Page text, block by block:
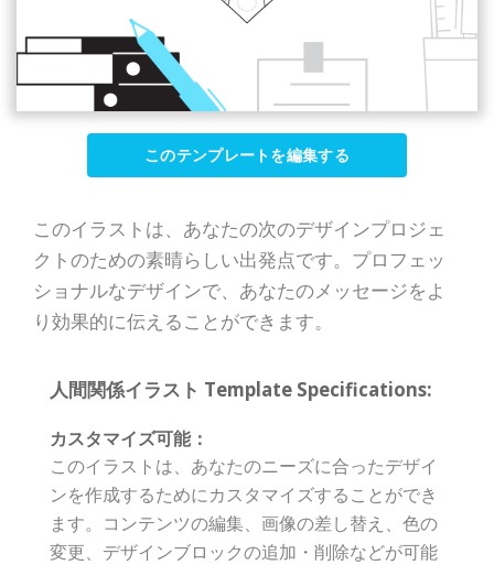
このテンプレートを編集する
このイラストは、あなたの次のデザインプロジェ
クトのための素晴らしい出発点です。プロフェッ
ショナルなデザインで、あなたのメッセージをよ
り効果的に伝えることができます。
人間関係イラスト Template Specifications:
カスタマイズ可能：
このイラストは、あなたのニーズに合ったデザイ
ンを作成するためにカスタマイズすることができ
ます。コンテンツの編集、画像の差し替え、色の
変更、デザインブロックの追加・削除などが可能